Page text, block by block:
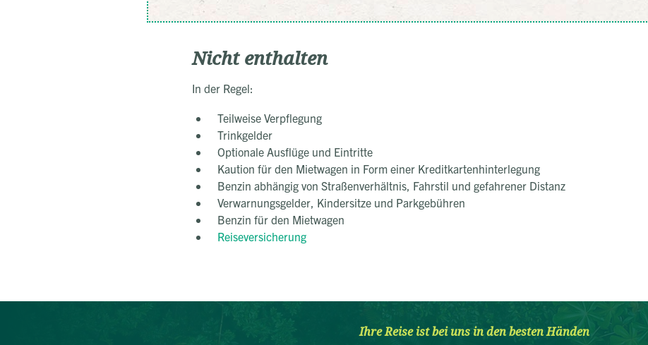
Nicht enthalten
In der Regel:
Teilweise Verpflegung
Trinkgelder
Optionale Ausflüge und Eintritte
Kaution für den Mietwagen in Form einer Kreditkartenhinterlegung
Benzin abhängig von Straßenverhältnis, Fahrstil und gefahrener Distanz
Verwarnungsgelder, Kindersitze und Parkgebühren
Benzin für den Mietwagen
Reiseversicherung
Ihre Reise ist bei uns in den besten Händen